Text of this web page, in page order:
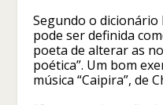
Segundo o dicionário
pode ser definida
poeta de alterar as
poética”. Um bom
música “Caipira”, de